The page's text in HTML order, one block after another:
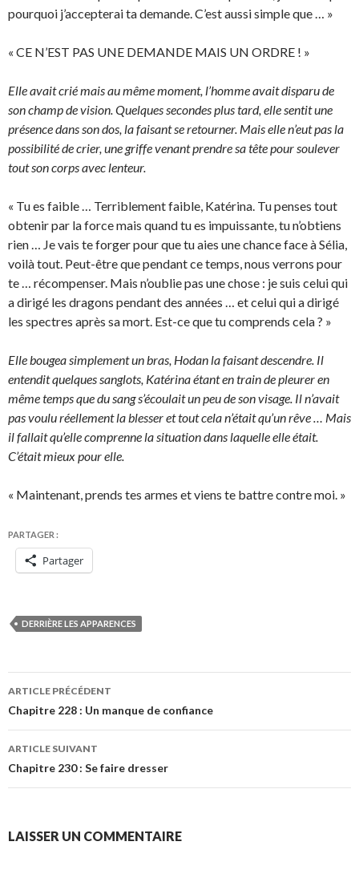
pourquoi j’accepterai ta demande. C’est aussi simple que … »
« CE N’EST PAS UNE DEMANDE MAIS UN ORDRE ! »
Elle avait crié mais au même moment, l’homme avait disparu de
son champ de vision. Quelques secondes plus tard, elle sentit une
présence dans son dos, la faisant se retourner. Mais elle n’eut pas la
possibilité de crier, une griffe venant prendre sa tête pour soulever
tout son corps avec lenteur.
« Tu es faible … Terriblement faible, Katérina. Tu penses tout
obtenir par la force mais quand tu es impuissante, tu n’obtiens
rien … Je vais te forger pour que tu aies une chance face à Sélia,
voilà tout. Peut-être que pendant ce temps, nous verrons pour
te … récompenser. Mais n’oublie pas une chose : je suis celui qui
a dirigé les dragons pendant des années … et celui qui a dirigé
les spectres après sa mort. Est-ce que tu comprends cela ? »
Elle bougea simplement un bras, Hodan la faisant descendre. Il
entendit quelques sanglots, Katérina étant en train de pleurer en
même temps que du sang s’écoulait un peu de son visage. Il n’avait
pas voulu réellement la blesser et tout cela n’était qu’un rêve … Mais
il fallait qu’elle comprenne la situation dans laquelle elle était.
C’était mieux pour elle.
« Maintenant, prends tes armes et viens te battre contre moi. »
PARTAGER :
Partager
DERRIÈRE LES APPARENCES
Navigation
des
articles
ARTICLE PRÉCÉDENT
Chapitre 228 : Un manque de confiance
ARTICLE SUIVANT
Chapitre 230 : Se faire dresser
LAISSER UN COMMENTAIRE